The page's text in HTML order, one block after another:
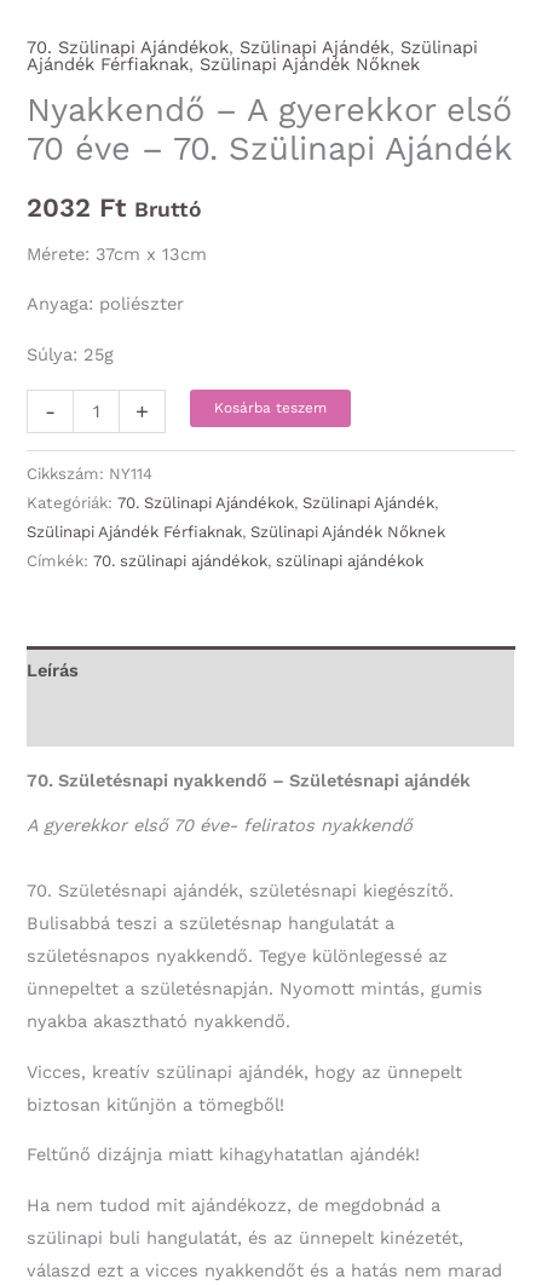
70. Szülinapi Ajándékok, Szülinapi Ajándék, Szülinapi
Ajándék Férfiaknak, Szülinapi Ajándék Nőknek
Nyakkendő – A gyerekkor első
70 éve – 70. Szülinapi Ajándék
2032 Ft Bruttó
Mérete: 37cm x 13cm
Anyaga: poliészter
Súlya: 25g
-
Nyakkendő
-
A
gyerekkor
első
70
70.
+ Kosárba teszem
Cikkszám: NY114
Kategóriák:70. Szülinapi Ajándékok,Szülinapi Ajándék,
Szülinapi Ajándék Férfiaknak,Szülinapi Ajándék Nőknek
Címkék:70. szülinapi ajándékok,szülinapi ajándékok
Leírás
70. Születésnapi nyakkendő – Születésnapi ajándék
A gyerekkor első 70 éve- feliratos nyakkendő
70. Születésnapi ajándék, születésnapi kiegészítő.
Bulisabbá teszi a születésnap hangulatát a
születésnapos nyakkendő. Tegye különlegessé az
ünnepeltet a születésnapján. Nyomott mintás, gumis
nyakba akasztható nyakkendő.
Vicces, kreatív szülinapi ajándék, hogy az ünnepelt
biztosan kitűnjön a tömegből!
Feltűnő dizájnja miatt kihagyhatatlan ajándék!
Ha nem tudod mit ajándékozz, de megdobnád a
szülinapi buli hangulatát, és az ünnepelt kinézetét,
válaszd ezt a vicces nyakkendőt és a hatás nem marad